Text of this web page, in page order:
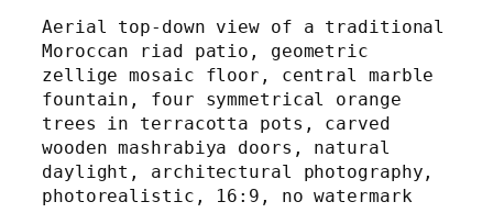
Aerial top-down view of a traditional
Moroccan riad patio, geometric
zellige mosaic floor, central marble
fountain, four symmetrical orange
trees in terracotta pots, carved
wooden mashrabiya doors, natural
daylight, architectural photography,
photorealistic, 16:9, no watermark